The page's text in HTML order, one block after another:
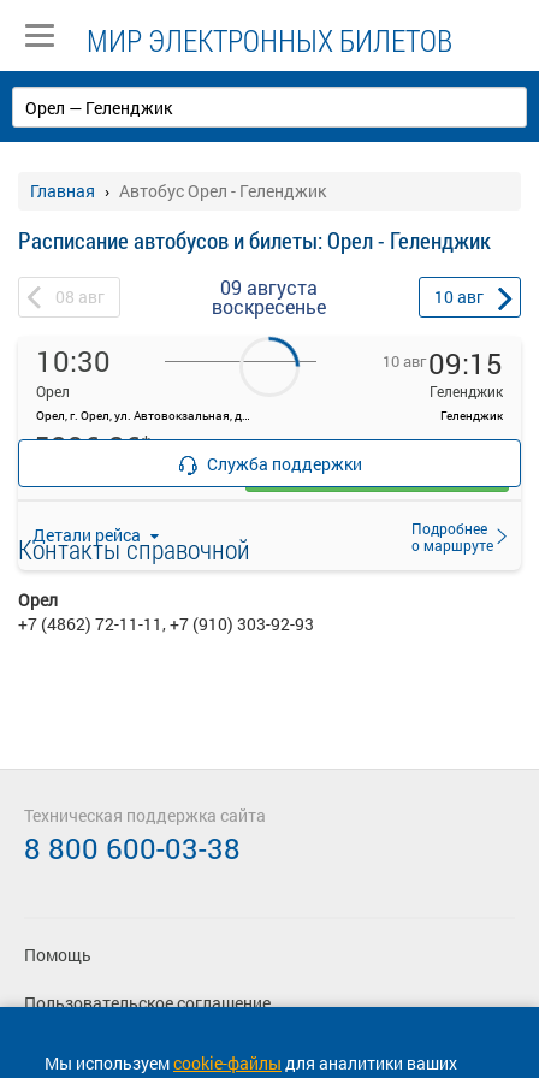
МИР ЭЛЕКТРОННЫХ БИЛЕТОВ
Главная Автобус Орел - Геленджик
Расписание автобусов и билеты: Орел - Геленджик
08 авг 09 августа
воскресенье 10авг
10:30
Орел
Орел, г. Орел, ул. Автовокзальная, д. 1
10 авг09:15
Геленджик
Геленджик
Детали рейса
Подробнее
о маршруте
5296.26*
Выбрать
Служба поддержки
Контакты справочной
Орел
+7 (4862) 72-11-11, +7 (910) 303-92-93
Мы используемcookie-файлы для аналитики ваших
Помощь
Пользовательское соглашение
Политика конфиденциальности
Техническая поддержка сайта
8 800 600-03-38